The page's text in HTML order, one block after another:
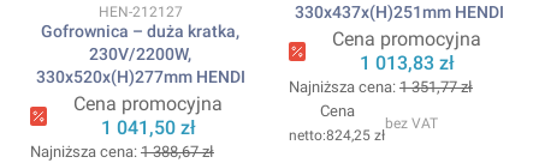
Kod produktu
HEN-212127
Gofrownica – duża kratka,
230V/2200W,
330x520x(H)277mm HENDI
Cena promocyjna
1 041,50 zł
Najniższa cena: 1 388,67 zł
330x437x(H)251mm HENDI
Cena promocyjna
1 013,83 zł
Najniższa cena: 1 351,77 zł
Cena
824,25 zł
bez VAT